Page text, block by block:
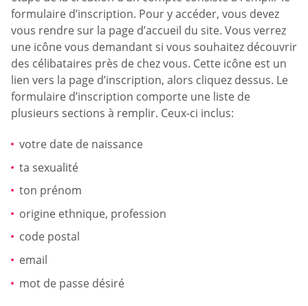
formulaire d’inscription. Pour y accéder, vous devez
vous rendre sur la page d’accueil du site. Vous verrez
une icône vous demandant si vous souhaitez découvrir
des célibataires près de chez vous. Cette icône est un
lien vers la page d’inscription, alors cliquez dessus. Le
formulaire d’inscription comporte une liste de
plusieurs sections à remplir. Ceux-ci inclus:
votre date de naissance
ta sexualité
ton prénom
origine ethnique, profession
code postal
email
mot de passe désiré